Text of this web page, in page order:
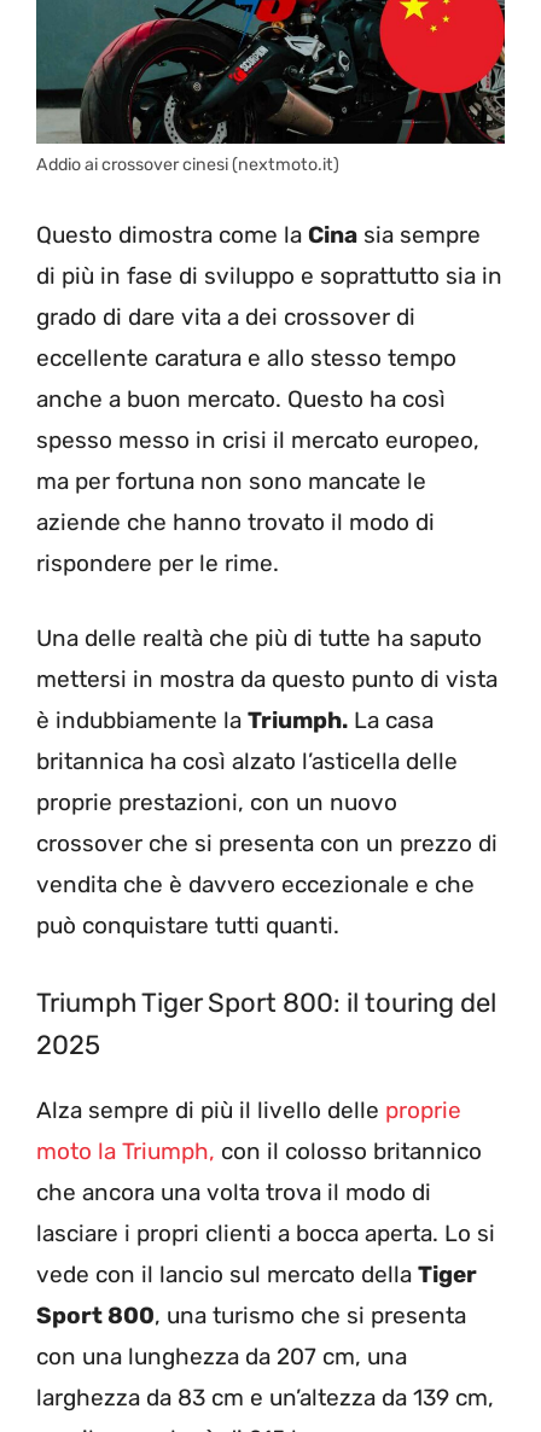
Addio ai crossover cinesi (nextmoto.it)
Questo dimostra come la Cina sia sempre
di più in fase di sviluppo e soprattutto sia in
grado di dare vita a dei crossover di
eccellente caratura e allo stesso tempo
anche a buon mercato. Questo ha così
spesso messo in crisi il mercato europeo,
ma per fortuna non sono mancate le
aziende che hanno trovato il modo di
rispondere per le rime.
Una delle realtà che più di tutte ha saputo
mettersi in mostra da questo punto di vista
è indubbiamente la Triumph. La casa
britannica ha così alzato l’asticella delle
proprie prestazioni, con un nuovo
crossover che si presenta con un prezzo di
vendita che è davvero eccezionale e che
può conquistare tutti quanti.
Triumph Tiger Sport 800: il touring del
2025
Alza sempre di più il livello delle proprie
moto la Triumph, con il colosso britannico
che ancora una volta trova il modo di
lasciare i propri clienti a bocca aperta. Lo si
vede con il lancio sul mercato della Tiger
Sport 800, una turismo che si presenta
con una lunghezza da 207 cm, una
larghezza da 83 cm e un’altezza da 139 cm,